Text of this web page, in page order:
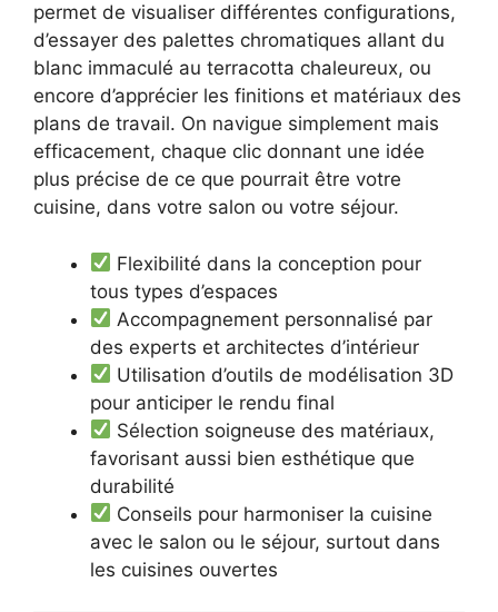
permet de visualiser différentes configurations,
d’essayer des palettes chromatiques allant du
blanc immaculé au terracotta chaleureux, ou
encore d’apprécier les finitions et matériaux des
plans de travail. On navigue simplement mais
efficacement, chaque clic donnant une idée
plus précise de ce que pourrait être votre
cuisine, dans votre salon ou votre séjour.
Flexibilité dans la conception pour
tous types d’espaces
Accompagnement personnalisé par
des experts et architectes d’intérieur
Utilisation d’outils de modélisation 3D
pour anticiper le rendu final
Sélection soigneuse des matériaux,
favorisant aussi bien esthétique que
durabilité
Conseils pour harmoniser la cuisine
avec le salon ou le séjour, surtout dans
les cuisines ouvertes